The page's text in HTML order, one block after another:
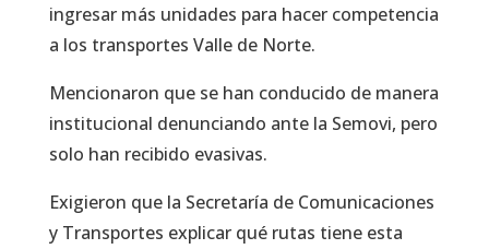
ingresar más unidades para hacer competencia
a los transportes Valle de Norte.
Mencionaron que se han conducido de manera
institucional denunciando ante la Semovi, pero
solo han recibido evasivas.
Exigieron que la Secretaría de Comunicaciones
y Transportes explicar qué rutas tiene esta